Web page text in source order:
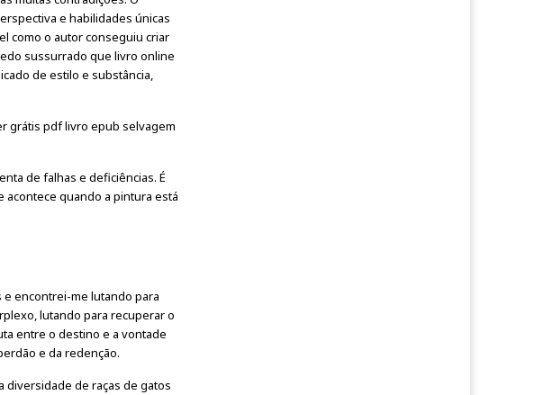
e habilidades únicas
como o autor conseguiu criar
sussurrado que livro online
de estilo e substância,
grátis pdf livro epub selvagem
de falhas e deficiências. É
acontece quando a pintura está
e encontrei-me lutando para
lutando para recuperar o
entre o destino e a vontade
e da redenção.
diversidade de raças de gatos